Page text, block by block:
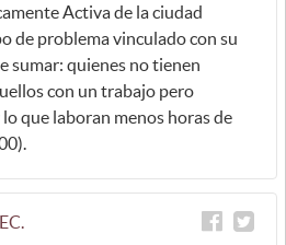
Activa de la ciudad
de problema vinculado con su
sumar: quienes no tienen
con un trabajo pero
que laboran menos horas de